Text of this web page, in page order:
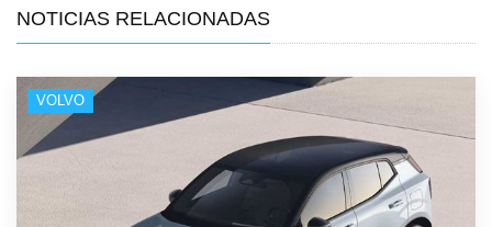
NOTICIAS RELACIONADAS
VOLVO